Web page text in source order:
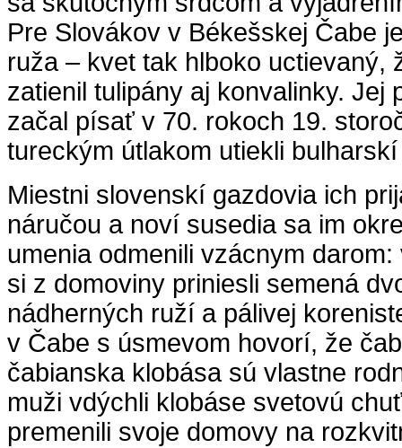
Pre Slovákov v Békešskej Čabe
ruža – kvet tak hlboko uctievaný,
zatienil tulipány aj konvalinky. Jej
začal písať v 70. rokoch 19.
tureckým útlakom utiekli
Miestni slovenskí gazdovia ich
náručou a noví susedia sa im
umenia odmenili vzácnym
si z domoviny priniesli semená
nádherných ruží a pálivej
v Čabe s úsmevom hovorí, že
čabianska klobása sú vlastne
muži vdýchli klobáse svetovú
premenili svoje domovy na